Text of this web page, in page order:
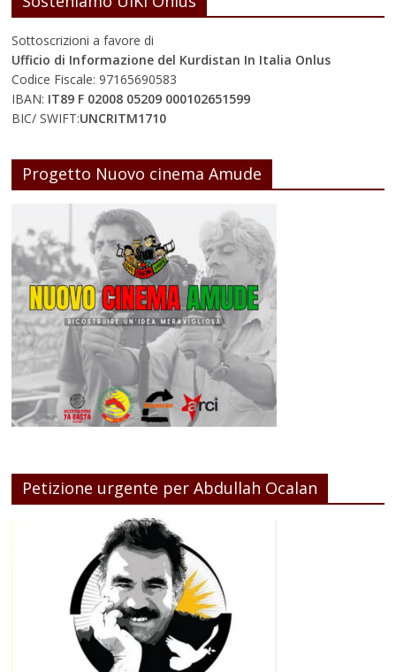
Sottoscrizioni a favore di
Ufficio di Informazione del Kurdistan In Italia Onlus
Codice Fiscale: 97165690583
IBAN: IT89 F 02008 05209 000102651599
BIC/ SWIFT:UNCRITM1710
Progetto Nuovo cinema Amude
Petizione urgente per Abdullah Ocalan